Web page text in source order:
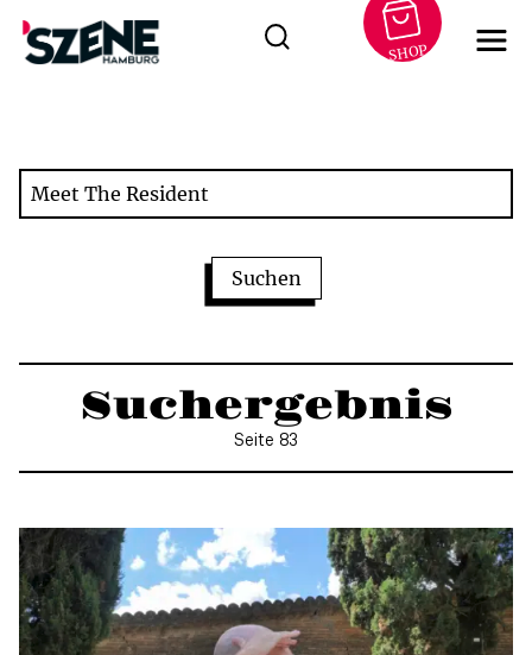
SHOP
Suchergebnis
Seite 83